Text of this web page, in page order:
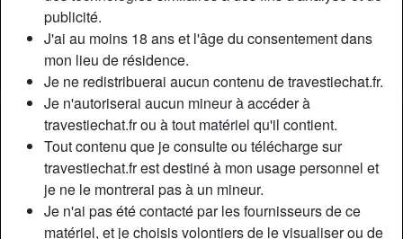
publicité.
J'ai au moins 18 ans et l'âge du consentement dans
mon lieu de résidence.
Je ne redistribuerai aucun contenu de travestiechat.fr.
Je n'autoriserai aucun mineur à accéder à
travestiechat.fr ou à tout matériel qu'il contient.
Tout contenu que je consulte ou télécharge sur
travestiechat.fr est destiné à mon usage personnel et
je ne le montrerai pas à un mineur.
Je n'ai pas été contacté par les fournisseurs de ce
matériel, et je choisis volontiers de le visualiser ou de
Nickname:
Valluy06
Âge:
28
Pays:
France
Département:
Paris
Sexe:
Transexuelle